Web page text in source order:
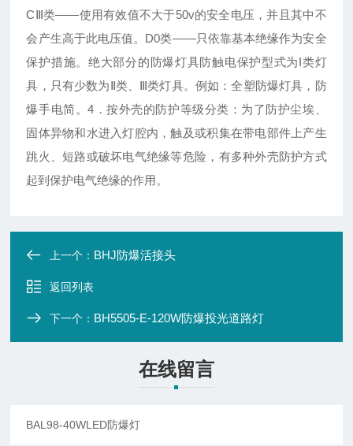
CⅢ类——使用有效值不大于50v的安全电压，并且其中不
会产生高于此电压值。D0类——只依靠基本绝缘作为安全
保护措施。绝大部分的防爆灯具防触电保护型式为I类灯
具，只有少数为Ⅱ类、Ⅲ类灯具。例如：全塑防爆灯具，防
爆手电简。4．按外壳的防护等级分类：为了防护尘埃、
固体异物和水进入灯腔内，触及或积集在带电部件上产生
跳火、短路或破坏电气绝缘等危险，有多种外壳防护方式
起到保护电气绝缘的作用。
上一个： BHJ防爆活接头
返回列表
下一个： BH5505-E-120W防爆投光道路灯
在线留言